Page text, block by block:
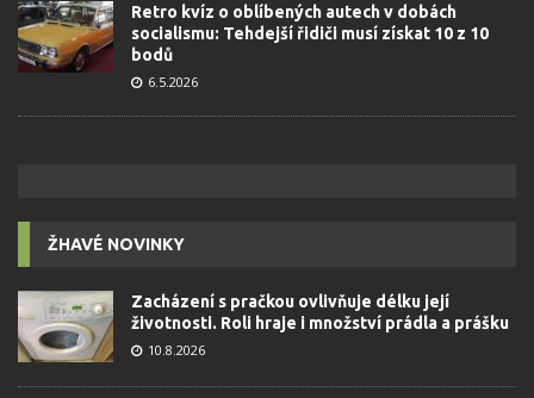
Retro kvíz o oblíbených autech v dobách
socialismu: Tehdejší řidiči musí získat 10 z 10
bodů
6.5.2026
ŽHAVÉ NOVINKY
Zacházení s pračkou ovlivňuje délku její
životnosti. Roli hraje i množství prádla a prášku
10.8.2026